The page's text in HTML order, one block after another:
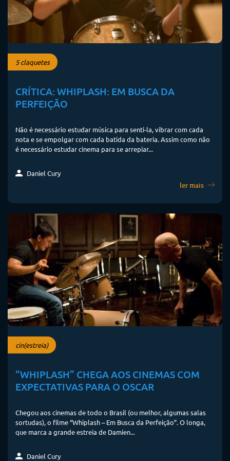
5 claquetes
CRÍTICA: WHIPLASH: EM BUSCA DA
PERFEIÇÃO
Não é necessário estudar música para senti-la, vibrar com cada
nota e se empolgar com cada batida da bateria. Assim como não
é necessário estudar cinema para se arrepiar...
Daniel Cury
ler mais
cin(estreia)
“WHIPLASH” CHEGA AOS CINEMAS COM
EXPECTATIVAS PARA O OSCAR
Chegou aos cinemas de todo o Brasil (ou melhor, algumas salas
sortudas), o filme “Whiplash – Em Busca da Perfeição”. O longa,
que marca a grande estreia de Damien...
Daniel Cury